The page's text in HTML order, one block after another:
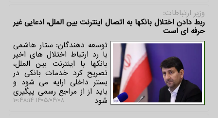
وزیر ارتباطات:
ربط دادن اختلال بانکها به اتصال اینترنت بین الملل، ادعایی غیر
حرفه ای است
توسعه دهندگان: ستار هاشمی
با رد ارتباط اختلال های اخیر
بانکها با اینترنت بین الملل،
تصریح کرد خدمات بانکی در
بستر داخلی ارایه می شود و
باید از از مراجع رسمی پیگیری
شود ۱۴۰۵/۰۴/۰۸ ۱۰:۴۸:۱۴